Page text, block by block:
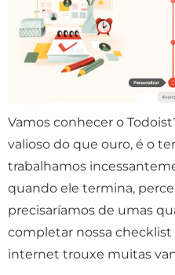
Vamos conhecer o
valioso do que ouro, é o
trabalhamos
quando ele termina,
precisaríamos de umas
completar nossa checklist
internet trouxe muitas